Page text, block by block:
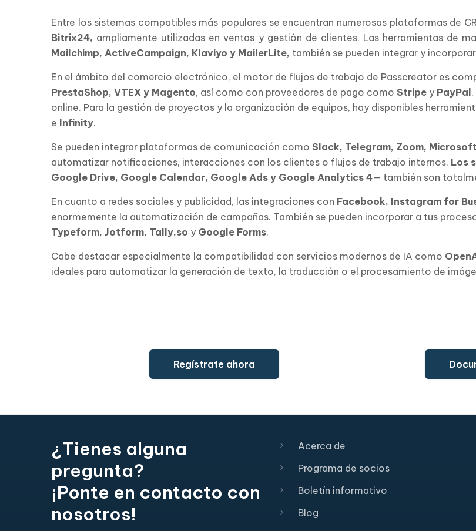
Entre los sistemas compatibles más populares se encuentran numerosas plataformas de
Bitrix24, ampliamente utilizadas en ventas y gestión de clientes. Las herramientas de
Mailchimp, ActiveCampaign, Klaviyo y MailerLite, también se pueden integrar y
En el ámbito del comercio electrónico, el motor de flujos de trabajo de Passcreator es
PrestaShop, VTEX y Magento, así como con proveedores de pago como Stripe y PayPal
online. Para la gestión de proyectos y la organización de equipos, hay disponibles
e Infinity.
Se pueden integrar plataformas de comunicación como Slack, Telegram, Zoom,
automatizar notificaciones, interacciones con los clientes o flujos de trabajo internos. Los
Google Drive, Google Calendar, Google Ads y Google Analytics 4— también son
En cuanto a redes sociales y publicidad, las integraciones con Facebook, Instagram for
enormemente la automatización de campañas. También se pueden incorporar a tus
Typeform, Jotform, Tally.so y Google Forms.
Cabe destacar especialmente la compatibilidad con servicios modernos de IA como
ideales para automatizar la generación de texto, la traducción o el procesamiento de
Regístrate ahora
¿Tienes alguna
pregunta?
¡Ponte en contacto con
nosotros!
Acerca de
Programa de socios
Boletín informativo
Blog